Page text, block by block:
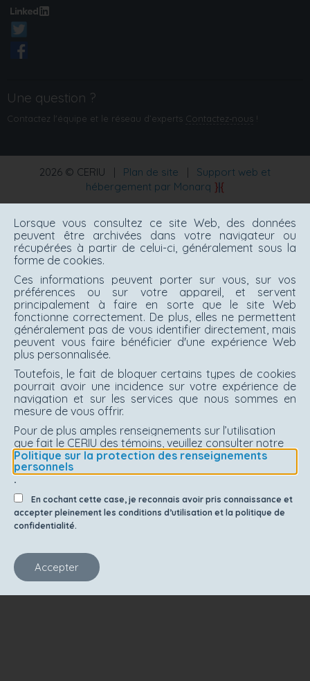
Une question ?
Contactez l'équipe et le réseau d’experts Contactez‑nous !
2026 © CERIU | Plan de site |
Support web et
hébergement par Monarq
Lorsque vous consultez ce site Web, des données
peuvent être archivées dans votre navigateur ou
récupérées à partir de celui-ci, généralement sous la
forme de cookies.
Ces informations peuvent porter sur vous, sur vos
préférences ou sur votre appareil, et servent
principalement à faire en sorte que le site Web
fonctionne correctement. De plus, elles ne permettent
généralement pas de vous identifier directement, mais
peuvent vous faire bénéficier d'une expérience Web
plus personnalisée.
Toutefois, le fait de bloquer certains types de cookies
pourrait avoir une incidence sur votre expérience de
navigation et sur les services que nous sommes en
mesure de vous offrir.
Pour de plus amples renseignements sur l’utilisation
que fait le CERIU des témoins, veuillez consulter notre
Politique sur la protection des renseignements
personnels
.
En cochant cette case, je reconnais avoir pris connaissance et
accepter pleinement les conditions d’utilisation et la politique de
confidentialité.
Accepter